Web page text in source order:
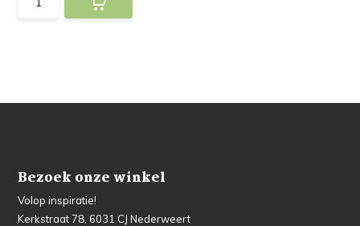
Bezoek onze winkel
Volop inspiratie!
Kerkstraat 78, 6031 CJ Nederweert